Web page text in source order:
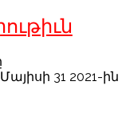
31 2021-ին